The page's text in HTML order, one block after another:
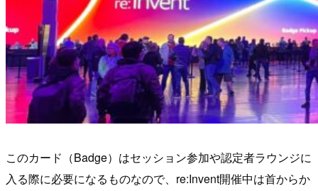
このカード（Badge）はセッション参加や認定者ラウンジに
入る際に必要になるものなので、re:Invent開催中は首からか